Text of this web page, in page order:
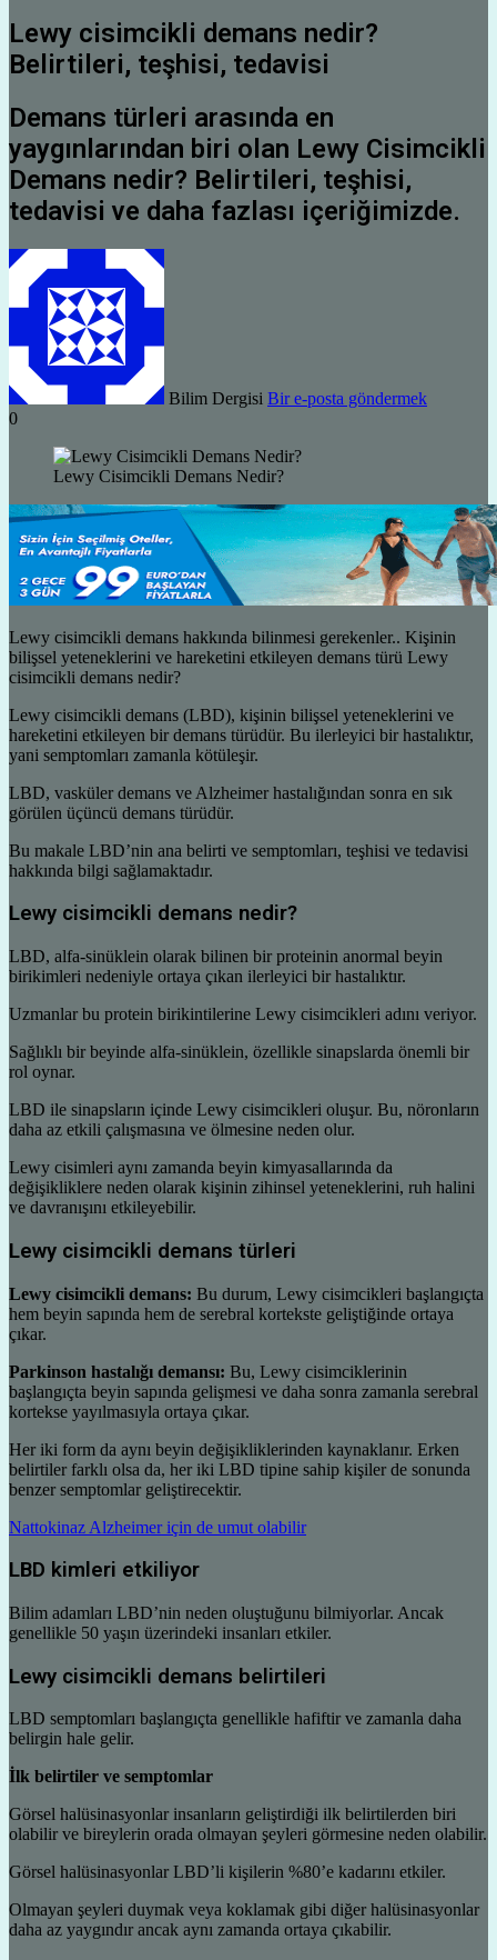
Lewy cisimcikli demans nedir?
Belirtileri, teşhisi, tedavisi
Demans türleri arasında en
yaygınlarından biri olan Lewy Cisimcikli
Demans nedir? Belirtileri, teşhisi,
tedavisi ve daha fazlası içeriğimizde.
Bilim Dergisi Bir e-posta göndermek
0
Lewy Cisimcikli Demans Nedir?
Lewy cisimcikli demans hakkında bilinmesi gerekenler.. Kişinin
bilişsel yeteneklerini ve hareketini etkileyen demans türü Lewy
cisimcikli demans nedir?
Lewy cisimcikli demans (LBD), kişinin bilişsel yeteneklerini ve
hareketini etkileyen bir demans türüdür. Bu ilerleyici bir hastalıktır,
yani semptomları zamanla kötüleşir.
LBD, vasküler demans ve Alzheimer hastalığından sonra en sık
görülen üçüncü demans türüdür.
Bu makale LBD’nin ana belirti ve semptomları, teşhisi ve tedavisi
hakkında bilgi sağlamaktadır.
Lewy cisimcikli demans nedir?
LBD, alfa-sinüklein olarak bilinen bir proteinin anormal beyin
birikimleri nedeniyle ortaya çıkan ilerleyici bir hastalıktır.
Uzmanlar bu protein birikintilerine Lewy cisimcikleri adını veriyor.
Sağlıklı bir beyinde alfa-sinüklein, özellikle sinapslarda önemli bir
rol oynar.
LBD ile sinapsların içinde Lewy cisimcikleri oluşur. Bu, nöronların
daha az etkili çalışmasına ve ölmesine neden olur.
Lewy cisimleri aynı zamanda beyin kimyasallarında da
değişikliklere neden olarak kişinin zihinsel yeteneklerini, ruh halini
ve davranışını etkileyebilir.
Lewy cisimcikli demans türleri
Lewy cisimcikli demans: Bu durum, Lewy cisimcikleri başlangıçta
hem beyin sapında hem de serebral kortekste geliştiğinde ortaya
çıkar.
Parkinson hastalığı demansı: Bu, Lewy cisimciklerinin
başlangıçta beyin sapında gelişmesi ve daha sonra zamanla serebral
kortekse yayılmasıyla ortaya çıkar.
Her iki form da aynı beyin değişikliklerinden kaynaklanır. Erken
belirtiler farklı olsa da, her iki LBD tipine sahip kişiler de sonunda
benzer semptomlar geliştirecektir.
Nattokinaz Alzheimer için de umut olabilir
LBD kimleri etkiliyor
Bilim adamları LBD’nin neden oluştuğunu bilmiyorlar. Ancak
genellikle 50 yaşın üzerindeki insanları etkiler.
Lewy cisimcikli demans belirtileri
LBD semptomları başlangıçta genellikle hafiftir ve zamanla daha
belirgin hale gelir.
İlk belirtiler ve semptomlar
Görsel halüsinasyonlar insanların geliştirdiği ilk belirtilerden biri
olabilir ve bireylerin orada olmayan şeyleri görmesine neden olabilir.
Görsel halüsinasyonlar LBD’li kişilerin %80’e kadarını etkiler.
Olmayan şeyleri duymak veya koklamak gibi diğer halüsinasyonlar
daha az yaygındır ancak aynı zamanda ortaya çıkabilir.